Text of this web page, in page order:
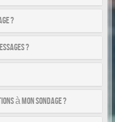
?
?
à mon sondage ?